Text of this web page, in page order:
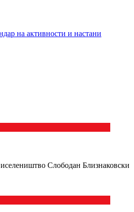
на активности и настани
Слободан Близнаковски